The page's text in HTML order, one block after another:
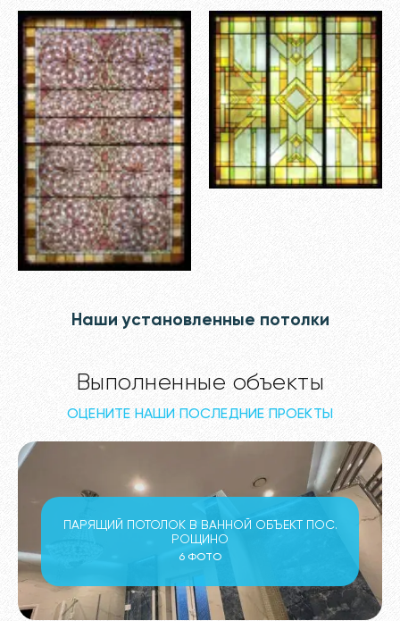
Наши установленные потолки
Выполненные объекты
ОЦЕНИТЕ НАШИ ПОСЛЕДНИЕ ПРОЕКТЫ
ПАРЯЩИЙ ПОТОЛОК В ВАННОЙ ОБЪЕКТ ПОС.
РОЩИНО
6 ФОТО